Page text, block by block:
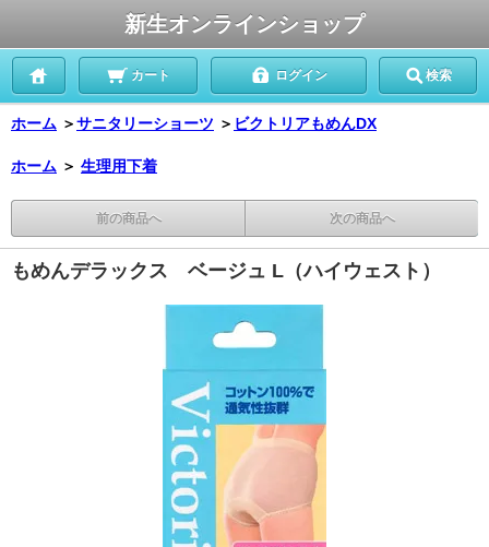
新生オンラインショップ
カート ログイン 検索
ホーム ＞サニタリーショーツ ＞ ビクトリアもめんDX
ホーム ＞ 生理用下着
前の商品へ 次の商品へ
もめんデラックス ベージュ L（ハイウェスト）